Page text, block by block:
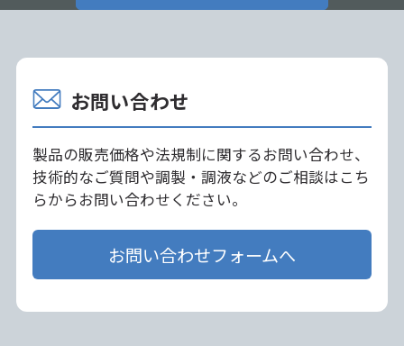
お問い合わせ
製品の販売価格や法規制に関するお問い合わせ、
技術的なご質問や調製・調液などのご相談はこち
らからお問い合わせください。
お問い合わせフォームへ